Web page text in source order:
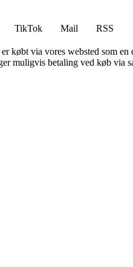
TikTok Mail
RSS
via vores websted som
muligvis betaling ved køb via